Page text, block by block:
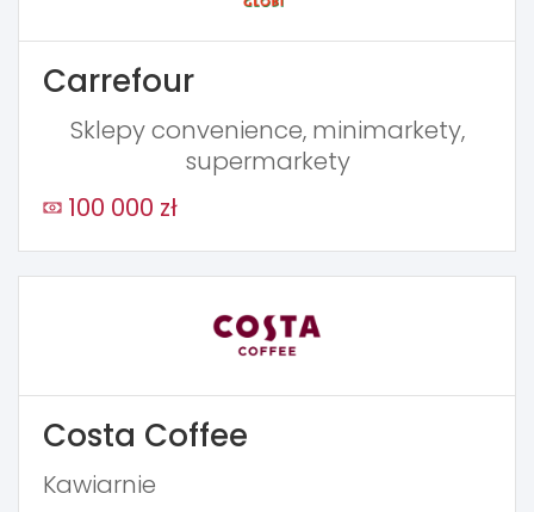
Carrefour
Sklepy convenience, minimarkety,
supermarkety
100 000 zł
Costa Coffee
Kawiarnie